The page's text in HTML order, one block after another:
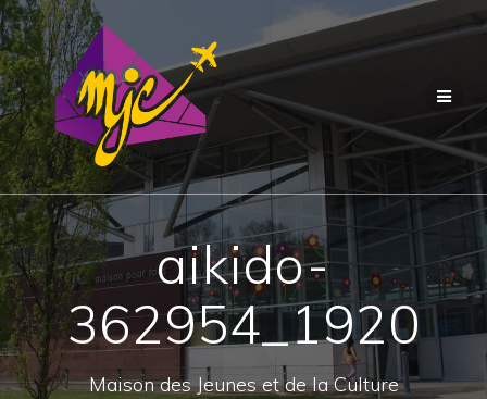
contenu
aikido-
362954_1920
Maison des Jeunes et de la Culture